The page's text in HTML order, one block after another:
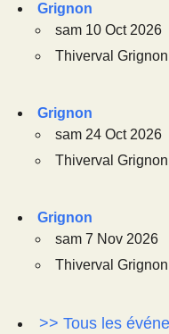
Grignon
sam 10 Oct 2026
Thiverval Grignon
Grignon
sam 24 Oct 2026
Thiverval Grignon
Grignon
sam 7 Nov 2026
Thiverval Grignon
>> Tous les